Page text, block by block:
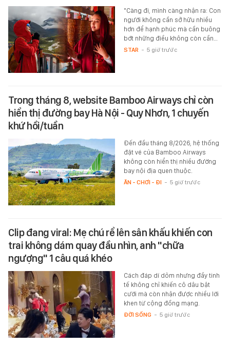
"Càng đi, mình càng nhận ra: Con
người không cần sở hữu nhiều
hơn để hạnh phúc mà cần buông
bớt những điều không còn cần…
STAR - 5 giờ trước
Trong tháng 8, website Bamboo Airways chỉ còn
hiển thị đường bay Hà Nội - Quy Nhơn, 1 chuyến
khứ hồi/tuần
Đến đầu tháng 8/2026, hệ thống
đặt vé của Bamboo Airways
không còn hiển thị nhiều đường
bay nội địa quen thuộc.
ĂN - CHƠI - ĐI - 5 giờ trước
Clip đang viral: Mẹ chú rể lên sân khấu khiến con
trai không dám quay đầu nhìn, anh "chữa
ngượng" 1 câu quá khéo
Cách đáp dí dỏm nhưng đầy tinh
tế không chỉ khiến cô dâu bật
cười mà còn nhận được nhiều lời
khen từ cộng đồng mạng.
ĐỜI SỐNG - 5 giờ trước